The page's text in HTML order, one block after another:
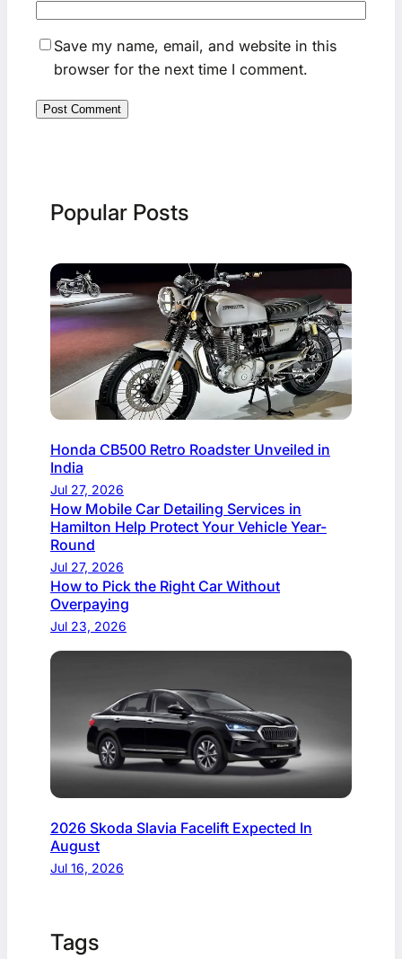
Save my name, email, and website in this
browser for the next time I comment.
Popular Posts
Honda CB500 Retro Roadster Unveiled in
India
Jul 27, 2026
How Mobile Car Detailing Services in
Hamilton Help Protect Your Vehicle Year-
Round
Jul 27, 2026
How to Pick the Right Car Without
Overpaying
Jul 23, 2026
2026 Skoda Slavia Facelift Expected In
August
Jul 16, 2026
Tags